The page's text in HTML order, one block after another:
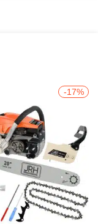
-17%